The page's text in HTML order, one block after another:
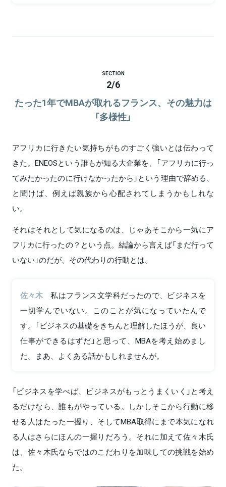
SECTION
2/6
たった1年でMBAが取れるフランス、その魅力は
「多様性」
アフリカに行きたい気持ちがものすごく強いとは伝わって
きた。ENEOSという誰もが知る大企業を、「アフリカに行っ
てみたかったのに行けなかったから」という理由で辞める、
と聞けば、例えば親族から心配されてしまうかもしれな
い。
それはそれとして気になるのは、じゃあそこから一気にア
フリカに行ったの？という点。結論から言えば「まだ行って
いない」のだが、その代わりの行動とは。
佐々木
私はフランス文学科だったので、ビジネスを
一切学んでいない。このことが気になっていたんで
す。「ビジネスの基礎をきちんと理解したほうが、良い
仕事ができるはずだ」と思って、MBAを考え始めまし
た。まあ、よくある話かもしれませんが。
「ビジネスを学べば、ビジネスがもっとうまくいく」と考え
るだけなら、誰もがやっている。しかしそこから行動に移
せる人はたった一握り、そしてMBA取得にまで本気になれ
る人はさらにほんの一握りだろう。それに加えて佐々木氏
は、佐々木氏ならではのこだわりを加味しての挑戦を始め
た。